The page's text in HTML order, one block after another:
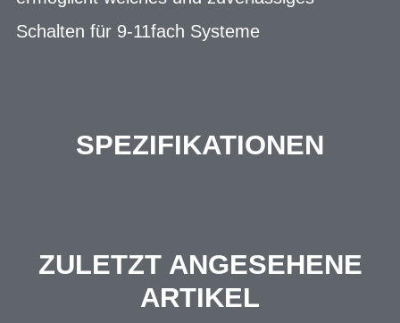
Schalten für 9-11fach Systeme
SPEZIFIKATIONEN
ZULETZT ANGESEHENE
ARTIKEL